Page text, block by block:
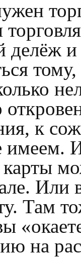
делёж
к
имеем.
Или
Там
на